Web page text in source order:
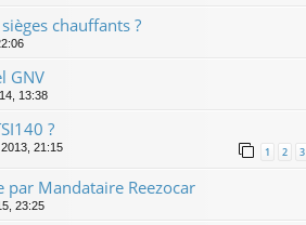
chauffants ?
GNV
13:38
?
21:15 1 2 3
par Mandataire Reezocar
23:25